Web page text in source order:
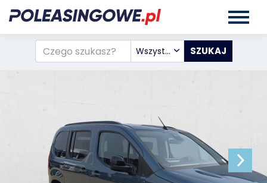
Wszystkie